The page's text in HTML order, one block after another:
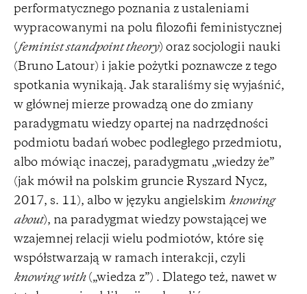
performatycznego poznania z ustaleniami
wypracowanymi na polu filozofii feministycznej
(feminist standpoint theory) oraz socjologii nauki
(Bruno Latour) i jakie pożytki poznawcze z tego
spotkania wynikają. Jak staraliśmy się wyjaśnić,
w głównej mierze prowadzą one do zmiany
paradygmatu wiedzy opartej na nadrzędności
podmiotu badań wobec podległego przedmiotu,
albo mówiąc inaczej, paradygmatu „wiedzy że”
(jak mówił na polskim gruncie Ryszard Nycz,
2017, s. 11), albo w języku angielskim knowing
about), na paradygmat wiedzy powstającej we
wzajemnej relacji wielu podmiotów, które się
współstwarzają w ramach interakcji, czyli
knowing with(„wiedza z”) . Dlatego też, nawet w